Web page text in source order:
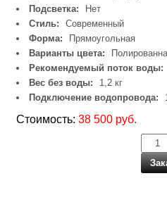
Подсветка:
Нет
Стиль:
Современный
Форма:
Прямоугольная
Варианты цвета:
Рекомендуемый поток воды:
Вес без воды:
1,2 кг
Подключение водопровода:
Стоимость: 38 500 руб.